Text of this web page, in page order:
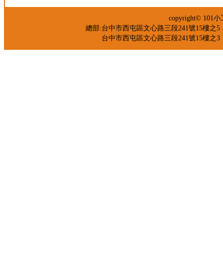
copyright© 101
總部:台中市西屯區文心路三段241號15樓之
台中市西屯區文心路三段241號15樓